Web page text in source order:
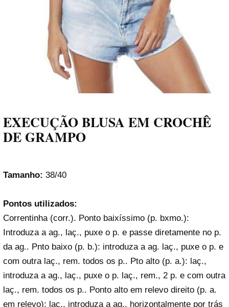
EXECUÇÃO BLUSA EM CROCHÊ
DE GRAMPO
Tamanho: 38/40
Pontos utilizados:
Correntinha (corr.). Ponto baixíssimo (p. bxmo.):
Introduza a ag., laç., puxe o p. e passe diretamente no p.
da ag.. Pnto baixo (p. b.): introduza a ag. laç., puxe o p. e
com outra laç., rem. todos os p.. Pto alto (p. a.): laç.,
introduza a ag., laç., puxe o p. laç., rem., 2 p. e com outra
laç., rem. todos os p.. Ponto alto em relevo direito (p. a.
em relevo): laç., introduza a ag., horizontalmente por trás